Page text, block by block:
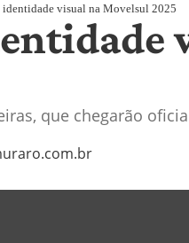
identidade visual na Movelsul 2025
que chegarão